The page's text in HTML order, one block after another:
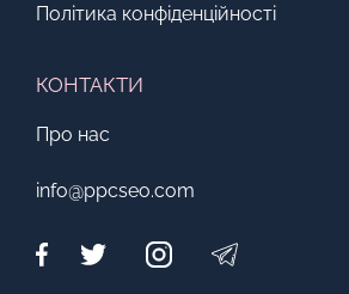
Політика конфіденційності
КОНТАКТИ
Про нас
info@ppcseo.com